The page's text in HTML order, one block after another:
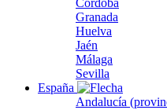
Córdoba
Granada
Huelva
Jaén
Málaga
Sevilla
España
Andalucía